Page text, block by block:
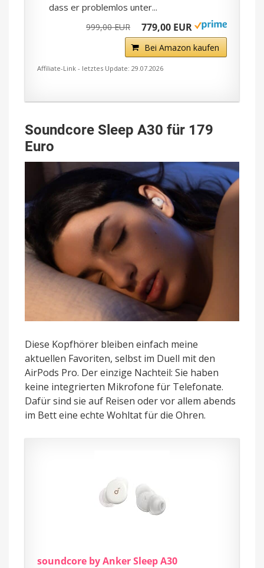
dass er problemlos unter...
999,00 EUR 779,00 EUR
Bei Amazon kaufen
Affiliate-Link - letztes Update: 29.07.2026
Soundcore Sleep A30 für 179
Euro
Diese Kopfhörer bleiben einfach meine
aktuellen Favoriten, selbst im Duell mit den
AirPods Pro. Der einzige Nachteil: Sie haben
keine integrierten Mikrofone für Telefonate.
Dafür sind sie auf Reisen oder vor allem abends
im Bett eine echte Wohltat für die Ohren.
soundcore by Anker Sleep A30